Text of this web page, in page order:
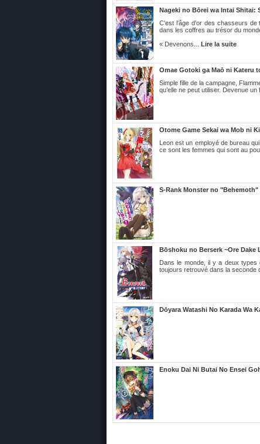
Nageki no Bōrei wa Intai Shitai:
C'est l'âge d'or des chasseurs de
dans les coffres au trésor du
« Devenons... Lire la suite
Omae Gotoki ga Maō ni Kateru
Simple fille de la campagne,
qu’elle ne peut utiliser. Devenue un
Otome Game Sekai wa Mob ni
Leon est un employé de bureau
ce sont les femmes qui sont au
S-Rank Monster no
Bōshoku no Berserk ~Ore Dake
Dans le monde, il y a deux types
toujours retrouvé dans la seconde
Dōyara Watashi No Karada Wa
Enoku Dai Ni Butai No Ensei